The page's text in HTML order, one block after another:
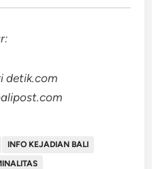
detik.com
INFO KEJADIAN BALI